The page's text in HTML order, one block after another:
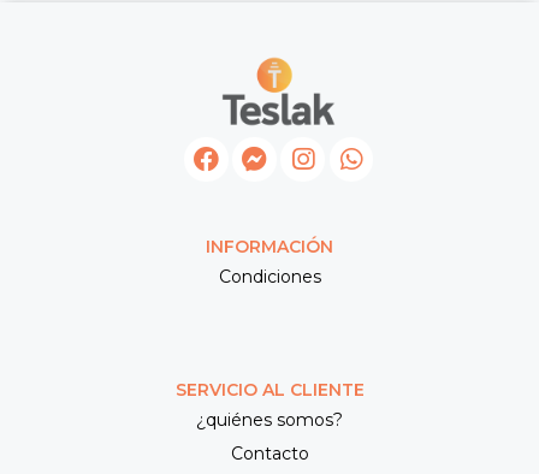
INFORMACIÓN
Condiciones
SERVICIO AL CLIENTE
¿quiénes somos?
Contacto